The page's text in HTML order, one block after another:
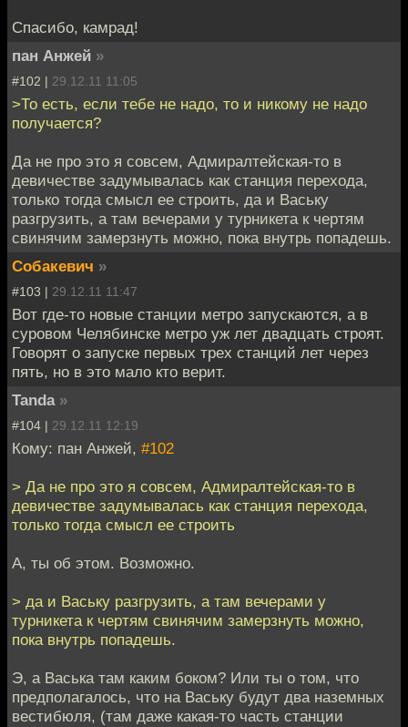
Спасибо, камрад!
пан Анжей »
#102 | 29.12.11 11:05
>То есть, если тебе не надо, то и никому не надо
получается?
Да не про это я совсем, Адмиралтейская-то в
девичестве задумывалась как станция перехода,
только тогда смысл ее строить, да и Ваську
разгрузить, а там вечерами у турникета к чертям
свинячим замерзнуть можно, пока внутрь попадешь.
Собакевич »
#103 | 29.12.11 11:47
Вот где-то новые станции метро запускаются, а в
суровом Челябинске метро уж лет двадцать строят.
Говорят о запуске первых трех станций лет через
пять, но в это мало кто верит.
Tanda »
#104 | 29.12.11 12:19
Кому: пан Анжей, #102
> Да не про это я совсем, Адмиралтейская-то в
девичестве задумывалась как станция перехода,
только тогда смысл ее строить
А, ты об этом. Возможно.
> да и Ваську разгрузить, а там вечерами у
турникета к чертям свинячим замерзнуть можно,
пока внутрь попадешь.
Э, а Васька там каким боком? Или ты о том, что
предполагалось, что на Ваську будут два наземных
вестибюля, (там даже какая-то часть станции